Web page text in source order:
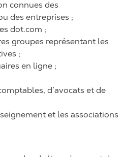
connues des
des entreprises ;
dot.com ;
groupes représentant les
;
en ligne ;
d’avocats et de
et les associations